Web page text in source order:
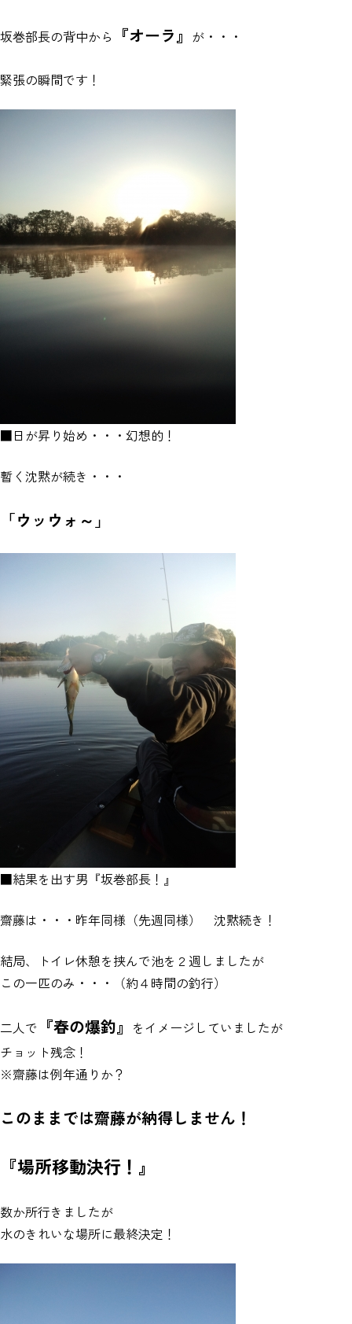
坂巻部長の背中から 『オーラ』 が・・・
緊張の瞬間です！
■日が昇り始め・・・幻想的！
暫く沈黙が続き・・・
「ウッウォ～」
■結果を出す男『坂巻部長！』
齋藤は・・・昨年同様（先週同様） 沈黙続き！
結局、トイレ休憩を挟んで池を２週しましたが
この一匹のみ・・・（約４時間の釣行）
二人で 『春の爆釣』 をイメージしていましたが
チョット残念！
※齋藤は例年通りか？
このままでは齋藤が納得しません！
『場所移動決行！』
数か所行きましたが
水のきれいな場所に最終決定！